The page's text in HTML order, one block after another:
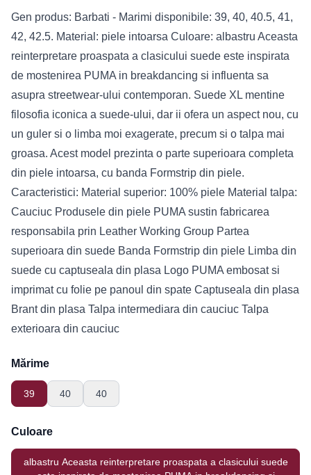
Gen produs: Barbati - Marimi disponibile: 39, 40, 40.5, 41,
42, 42.5. Material: piele intoarsa Culoare: albastru Aceasta
reinterpretare proaspata a clasicului suede este inspirata
de mostenirea PUMA in breakdancing si influenta sa
asupra streetwear-ului contemporan. Suede XL mentine
filosofia iconica a suede-ului, dar ii ofera un aspect nou, cu
un guler si o limba moi exagerate, precum si o talpa mai
groasa. Acest model prezinta o parte superioara completa
din piele intoarsa, cu banda Formstrip din piele.
Caracteristici: Material superior: 100% piele Material talpa:
Cauciuc Produsele din piele PUMA sustin fabricarea
responsabila prin Leather Working Group Partea
superioara din suede Banda Formstrip din piele Limba din
suede cu captuseala din plasa Logo PUMA embosat si
imprimat cu folie pe panoul din spate Captuseala din plasa
Brant din plasa Talpa intermediara din cauciuc Talpa
exterioara din cauciuc
Mărime
39 40 40
Culoare
albastru Aceasta reinterpretare proaspata a clasicului suede